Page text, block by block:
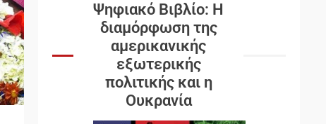
Ψηφιακό Βιβλίο: Η
διαμόρφωση της
αμερικανικής
εξωτερικής
πολιτικής και η
Ουκρανία